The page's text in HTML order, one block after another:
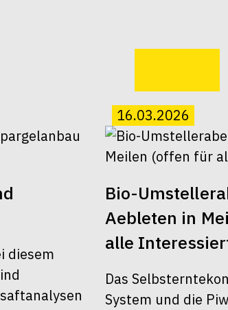
diesem
16.03.2026
Bio-
Aebleten in
alle
Das
System und die